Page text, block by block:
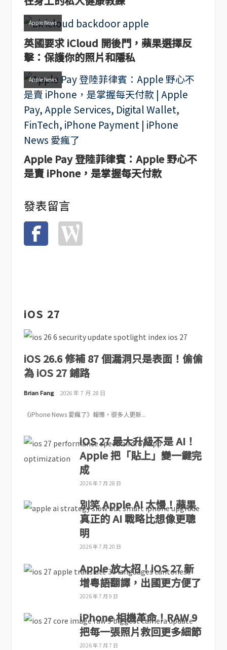
Apple News
英國要求 iCloud 開後門，蘋果選擇反
擊：保護你的照片和隱私
Apple News
Apple Pay 登陸菲律賓：Apple 野心不
是賣 iPhone，是掌握每天付款
發表留言
iOS 27
iOS 26.6 修補 87 個漏洞只是表面！偷偷
為 iOS 27 鋪路
Brian Fang 2026 年 7 月 28 日
《iPhone News 愛瘋了》報導，很多人更新...
iOS 27 最大升級不是 AI！
Apple 把「貼上」變一鍵完
成
2026 年 7 月 28 日
別笑 Apple AI 太慢！蘋果
真正的 AI 戰略比想像更聰
明
2026 年 7 月 20 日
Apple 放大招！iOS 27 新
增粵語翻譯，出國更方便了
2026 年 7 月 9 日
iPhone 相機革命！RAW 9
把每一張照片救回更多細節
2026 年 7 月 7 日